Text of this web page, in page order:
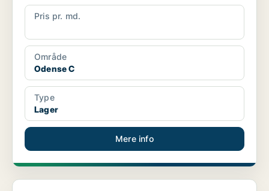
Pris pr. md.
Område
Odense C
Type
Lager
Mere info
Lager i Gelsted